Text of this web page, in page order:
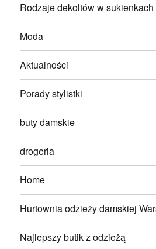
Rodzaje dekoltów w sukienkach
Moda
Aktualności
Porady stylistki
buty damskie
drogeria
Home
Hurtownia odzieży damskiej
Najlepszy butik z odzieżą